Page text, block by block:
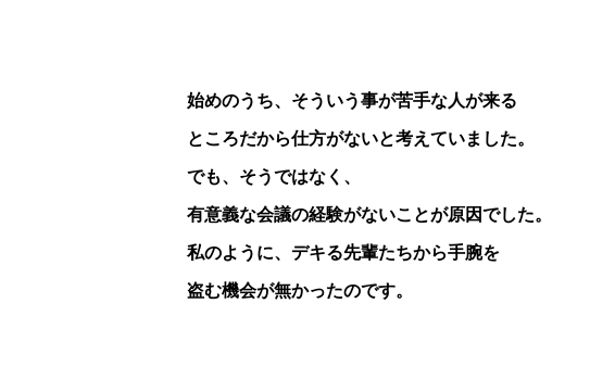
始めのうち、そういう事が苦手な人が来る
ところだから仕方がないと考えていました。
でも、そうではなく、
有意義な会議の経験がないことが原因でした。
私のように、デキる先輩たちから手腕を
盗む機会が無かったのです。